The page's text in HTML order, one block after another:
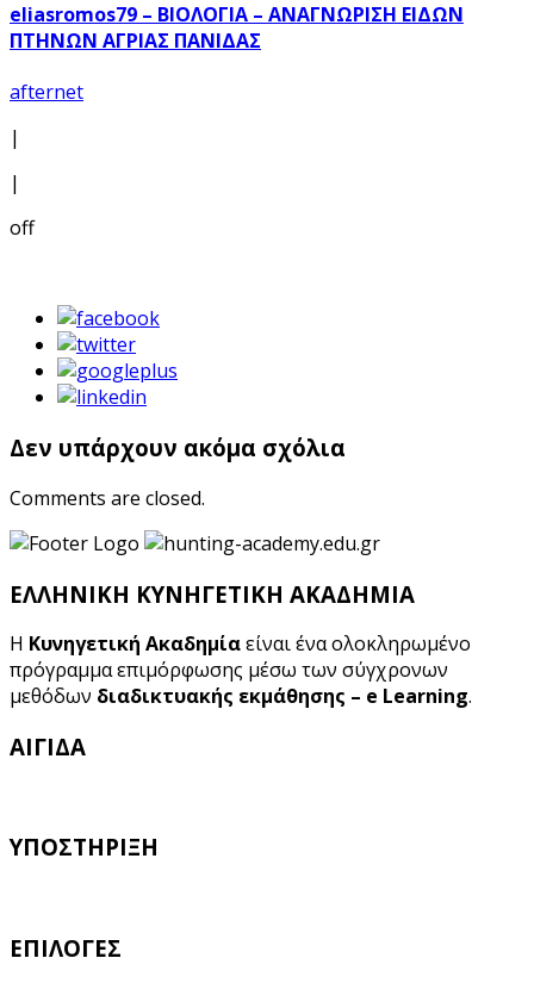
eliasromos79 – ΒΙΟΛΟΓΙΑ – ΑΝΑΓΝΩΡΙΣΗ ΕΙΔΩΝ
ΠΤΗΝΩΝ ΑΓΡΙΑΣ ΠΑΝΙΔΑΣ
afternet
|
|
off
Δεν υπάρχουν ακόμα σχόλια
Comments are closed.
ΕΛΛΗΝΙΚΗ ΚΥΝΗΓΕΤΙΚΗ ΑΚΑΔΗΜΙΑ
Η Κυνηγετική Ακαδημίαείναι ένα ολοκληρωμένο
πρόγραμμα επιμόρφωσης μέσω των σύγχρονων
μεθόδων διαδικτυακής εκμάθησης – e Learning.
ΑΙΓΙΔΑ
ΥΠΟΣΤΗΡΙΞΗ
ΕΠΙΛΟΓΕΣ